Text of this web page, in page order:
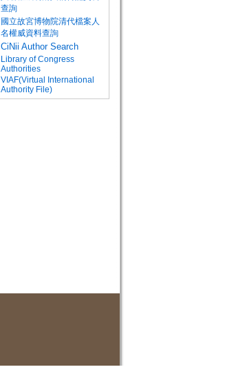
查詢
國立故宮博物院清代檔案人
名權威資料查詢
CiNii Author Search
Library of Congress
Authorities
VIAF(Virtual International
Authority File)